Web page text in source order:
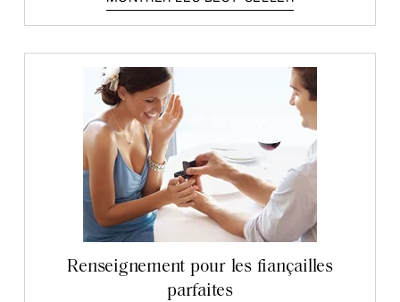
Renseignement pour les fiançailles
parfaites